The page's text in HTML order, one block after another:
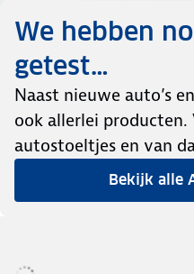
We hebben
getest…
Naast nieuwe auto’s
ook allerlei
autostoeltjes en van
Bekijk alle